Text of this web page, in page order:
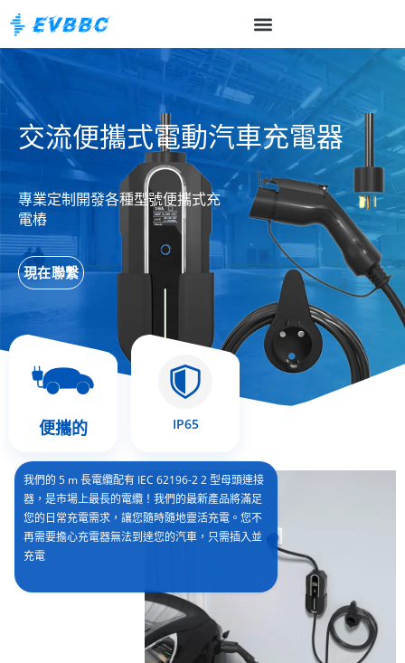
交流便攜式電動汽車充電器
專業定制開發各種型號便攜式充
電樁
現在聯繫
便攜的 IP65
我們的 5 m 長電纜配有 IEC 62196-2 2 型母頭連接
器，是市場上最長的電纜！我們的最新產品將滿足
您的日常充電需求，讓您隨時隨地靈活充電。您不
再需要擔心充電器無法到達您的汽車，只需插入並
充電